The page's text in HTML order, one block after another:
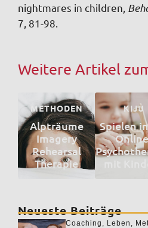
nightmares in children,
7, 81-98.
Weitere Artikel
METHODEN
Alpträume
Imagery
Rehearsal
Therapie
KIJU
Spielen
Neueste Beiträge
Coaching Leben